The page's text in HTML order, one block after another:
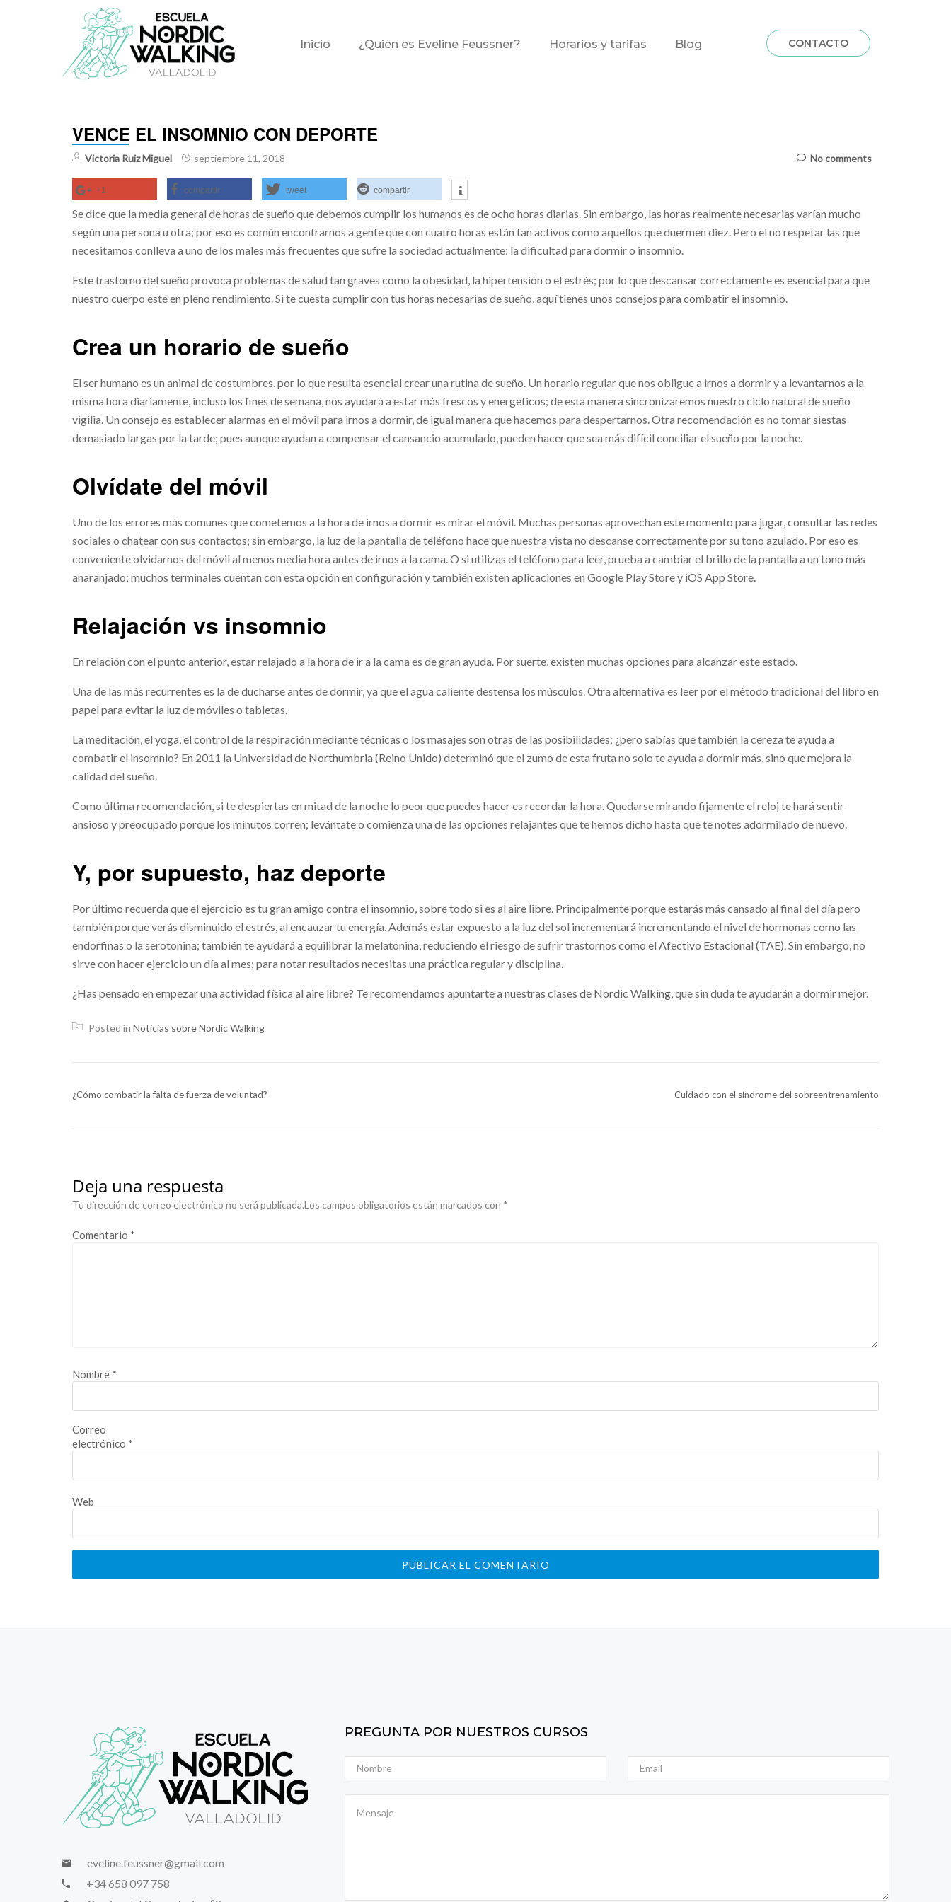
Inicio ¿Quién es Eveline Feussner? Horarios y tarifas Blog CONTACTO
VENCE EL INSOMNIO CON DEPORTE
Victoria Ruiz Miguel septiembre 11, 2018 No comments
+1 compartir tweet compartir
Se dice que la media general de horas de sueño que debemos cumplir los humanos es de ocho horas diarias. Sin embargo, las horas realmente necesarias varían mucho
según una persona u otra; por eso es común encontrarnos a gente que con cuatro horas están tan activos como aquellos que duermen diez. Pero el no respetar las que
necesitamos conlleva a uno de los males más frecuentes que sufre la sociedad actualmente: la dificultad para dormir o insomnio.
Este trastorno del sueño provoca problemas de salud tan graves como la obesidad, la hipertensión o el estrés; por lo que descansar correctamente es esencial para que
nuestro cuerpo esté en pleno rendimiento. Si te cuesta cumplir con tus horas necesarias de sueño, aquí tienes unos consejos para combatir el insomnio.
Crea un horario de sueño
El ser humano es un animal de costumbres, por lo que resulta esencial crear una rutina de sueño. Un horario regular que nos obligue a irnos a dormir y a levantarnos a la
misma hora diariamente, incluso los fines de semana, nos ayudará a estar más frescos y energéticos; de esta manera sincronizaremos nuestro ciclo natural de sueño
vigilia. Un consejo es establecer alarmas en el móvil para irnos a dormir, de igual manera que hacemos para despertarnos. Otra recomendación es no tomar siestas
demasiado largas por la tarde; pues aunque ayudan a compensar el cansancio acumulado, pueden hacer que sea más difícil conciliar el sueño por la noche.
Olvídate del móvil
Uno de los errores más comunes que cometemos a la hora de irnos a dormir es mirar el móvil. Muchas personas aprovechan este momento para jugar, consultar las redes
sociales o chatear con sus contactos; sin embargo, la luz de la pantalla de teléfono hace que nuestra vista no descanse correctamente por su tono azulado. Por eso es
conveniente olvidarnos del móvil al menos media hora antes de irnos a la cama. O si utilizas el teléfono para leer, prueba a cambiar el brillo de la pantalla a un tono más
anaranjado; muchos terminales cuentan con esta opción en configuración y también existen aplicaciones en Google Play Store y iOS App Store.
Relajación vs insomnio
En relación con el punto anterior, estar relajado a la hora de ir a la cama es de gran ayuda. Por suerte, existen muchas opciones para alcanzar este estado.
Una de las más recurrentes es la de ducharse antes de dormir, ya que el agua caliente destensa los músculos. Otra alternativa es leer por el método tradicional del libro en
papel para evitar la luz de móviles o tabletas.
La meditación, el yoga, el control de la respiración mediante técnicas o los masajes son otras de las posibilidades; ¿pero sabías que también la cereza te ayuda a
combatir el insomnio? En 2011 la Universidad de Northumbria (Reino Unido) determinó que el zumo de esta fruta no solo te ayuda a dormir más, sino que mejora la
calidad del sueño.
Como última recomendación, si te despiertas en mitad de la noche lo peor que puedes hacer es recordar la hora. Quedarse mirando fijamente el reloj te hará sentir
ansioso y preocupado porque los minutos corren; levántate o comienza una de las opciones relajantes que te hemos dicho hasta que te notes adormilado de nuevo.
Y, por supuesto, haz deporte
Por último recuerda que el ejercicio es tu gran amigo contra el insomnio, sobre todo si es al aire libre. Principalmente porque estarás más cansado al final del día pero
también porque verás disminuido el estrés, al encauzar tu energía. Además estar expuesto a la luz del sol incrementará incrementando el nivel de hormonas como las
endorfinas o la serotonina; también te ayudará a equilibrar la melatonina, reduciendo el riesgo de sufrir trastornos como el Afectivo Estacional (TAE).Sin embargo, no
sirve con hacer ejercicio un día al mes; para notar resultados necesitas una práctica regular y disciplina.
¿Has pensado en empezar una actividad física al aire libre? Te recomendamos apuntarte a nuestras clases de Nordic Walking, que sin duda te ayudarán a dormir mejor.
Posted in Noticias sobre Nordic Walking
¿Cómo combatir la falta de fuerza de voluntad? Cuidado con el síndrome del sobreentrenamiento
Deja una respuesta
Tu dirección de correo electrónico no será publicada.Los campos obligatorios están marcados con *
Comentario *
Nombre *
Correo
electrónico *
Web
eveline.feussner@gmail.com
+34 658 097 758
PREGUNTA POR NUESTROS CURSOS